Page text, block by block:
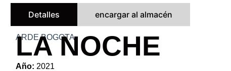
Detalles encargar al almacén
ARDE BOGOTA
LA NOCHE
Año: 2021